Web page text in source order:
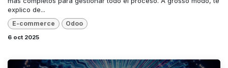
explico de...
E-commerce Odoo
6 oct 2025